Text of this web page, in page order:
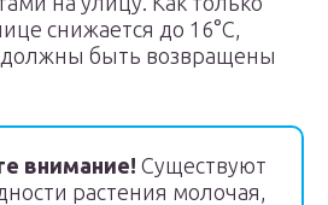
снижается до 16°С,
должны быть возвращены
внимание! Существуют
растения молочая,